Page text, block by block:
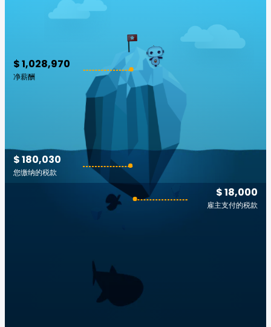
$ 1,028,970
净薪酬
$ 18,000
雇主支付的税款
$ 180,030
您缴纳的税款